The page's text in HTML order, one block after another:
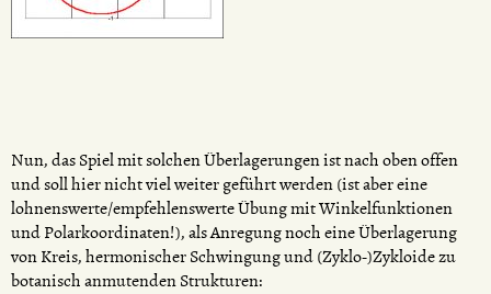
Nun, das Spiel mit solchen Überlagerungen ist nach oben offen
und soll hier nicht viel weiter geführt werden (ist aber eine
lohnenswerte/empfehlenswerte Übung mit Winkelfunktionen
und Polarkoordinaten!), als Anregung noch eine Überlagerung
von Kreis, hermonischer Schwingung und (Zyklo-)Zykloide zu
botanisch anmutenden Strukturen: